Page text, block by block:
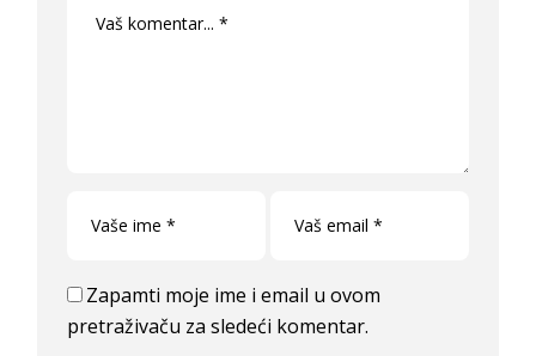
Zapamti moje ime i email u ovom
pretraživaču za sledeći komentar.